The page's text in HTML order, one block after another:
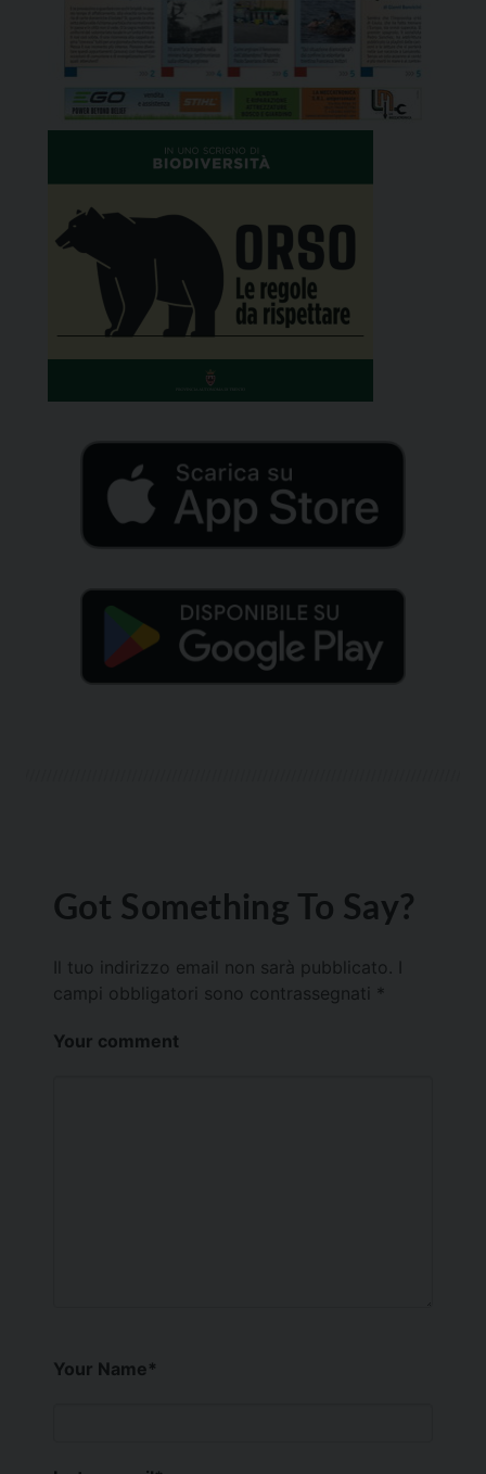
Got Something To Say?
Il tuo indirizzo email non sarà pubblicato.
campi obbligatori sono contrassegnati *
Your comment
Your Name*